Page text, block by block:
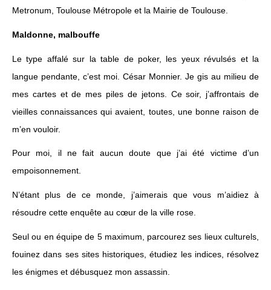
Metronum, Toulouse Métropole et la Mairie de Toulouse.
Maldonne, malbouffe
Le type affalé sur la table de poker, les yeux révulsés et la
langue pendante, c’est moi. César Monnier. Je gis au milieu de
mes cartes et de mes piles de jetons. Ce soir, j’affrontais de
vieilles connaissances qui avaient, toutes, une bonne raison de
m’en vouloir.
Pour moi, il ne fait aucun doute que j’ai été victime d’un
empoisonnement.
N’étant plus de ce monde, j’aimerais que vous m’aidiez à
résoudre cette enquête au cœur de la ville rose.
Seul ou en équipe de 5 maximum, parcourez ses lieux culturels,
fouinez dans ses sites historiques, étudiez les indices, résolvez
les énigmes et débusquez mon assassin.